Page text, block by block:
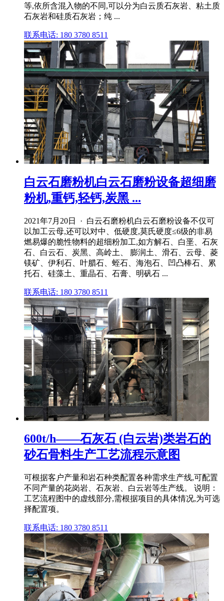
等,依所含混入物的不同,可以分为白云质石灰岩、粘土质
石灰岩和硅质石灰岩；纯 ...
联系电话: 180 3780 8511
白云石磨粉机白云石磨粉设备超细磨
粉机,重钙,轻钙,炭黑 ...
2021年7月20日 · 白云石磨粉机白云石磨粉设备不仅可
以加工云母,还可以对中、低硬度,莫氏硬度≤6级的非易
燃易爆的脆性物料的超细粉加工,如方解石、白垩、石灰
石、白云石、炭黑、高岭土、 膨润土、滑石、云母、菱
镁矿、伊利石、叶腊石、蛭石、海泡石、凹凸棒石、累
托石、硅藻土、重晶石、石膏、明矾石 ...
联系电话: 180 3780 8511
600t/h——石灰石 (白云岩)类岩石的
砂石骨料生产工艺流程示意图
可根据客户产量和岩石种类配置各种需求生产线,可配置
不同产量的花岗岩、石灰岩、白云岩等生产线。 说明：
工艺流程图中的虚线部分,需根据项目的具体情况,为可选
择配置项。
联系电话: 180 3780 8511